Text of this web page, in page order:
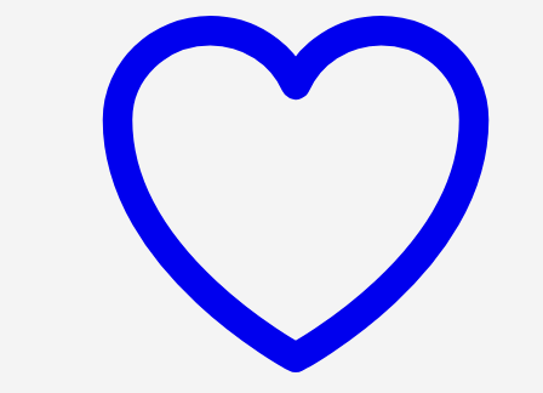
132€.
πολλαπλές
παραλλαγές.
Οι
επιλογές
μπορούν
να
επιλεγούν
στη
σελίδα
του
προϊόντος